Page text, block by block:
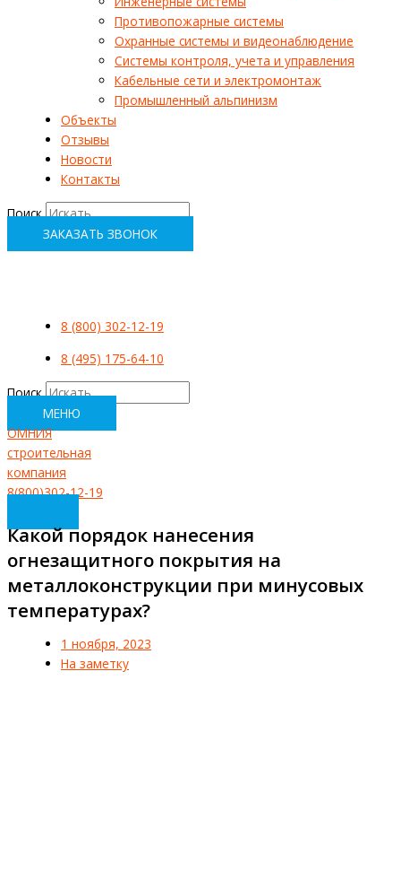
Противопожарные системы
Охранные системы и видеонаблюдение
Системы контроля, учета и управления
Кабельные сети и электромонтаж
Промышленный альпинизм
Объекты
Отзывы
Новости
Контакты
Поиск
ЗАКАЗАТЬ ЗВОНОК
8 (800) 302-12-19
8 (495) 175-64-10
Поиск
МЕНЮ
ОМНИЯ
строительная
компания
8(800)302-12-19
Какой порядок нанесения
огнезащитного покрытия на
металлоконструкции при минусовых
температурах?
1 ноября, 2023
На заметку